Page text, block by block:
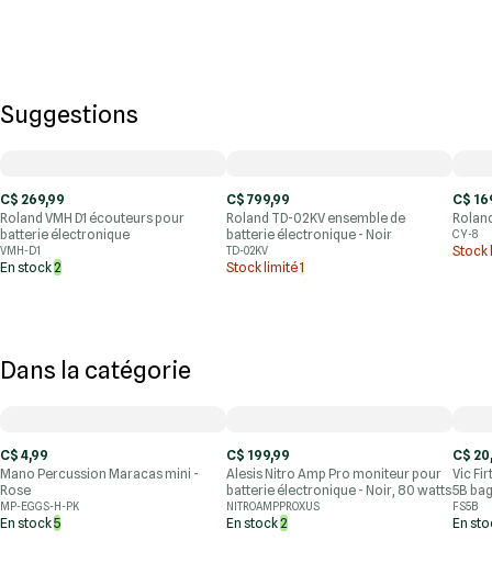
Suggestions
C$ 269,99
Roland VMH D1 écouteurs pour
batterie électronique
VMH-D1
En stock2
C$ 799,99
Roland TD-02KV ensemble de
batterie électronique - Noir
TD-02KV
Stock limité1
C$
CY-8
Stock
Dans la catégorie
C$ 4,99
Mano Percussion Maracas mini -
Rose
MP-EGGS-H-PK
En stock5
C$ 199,99
Alesis Nitro Amp Pro moniteur pour
batterie électronique - Noir, 80 watts
NITROAMPPROXUS
En stock2
C$
Vic
5B
FS5B
En